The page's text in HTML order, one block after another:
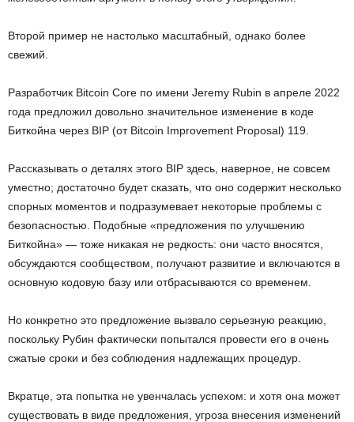
Второй пример не настолько масштабный, однако более
свежий.
Разработчик Bitcoin Core по имени Jeremy Rubin в апреле 2022
года предложил довольно значительное изменение в коде
Биткойна через BIP (от Bitcoin Improvement Proposal) 119.
Рассказывать о деталях этого BIP здесь, наверное, не совсем
уместно; достаточно будет сказать, что оно содержит несколько
спорных моментов и подразумевает некоторые проблемы с
безопасностью. Подобные «предложения по улучшению
Биткойна» — тоже никакая не редкость: они часто вносятся,
обсуждаются сообществом, получают развитие и включаются в
основную кодовую базу или отбрасываются со временем.
Но конкретно это предложение вызвало серьезную реакцию,
поскольку Рубин фактически попытался провести его в очень
сжатые сроки и без соблюдения надлежащих процедур.
Вкратце, эта попытка не увенчалась успехом: и хотя она может
существовать в виде предложения, угроза внесения изменений